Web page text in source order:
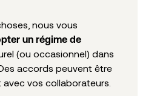
nous vous
un régime de
(ou occasionnel) dans
accords peuvent être
vos collaborateurs.